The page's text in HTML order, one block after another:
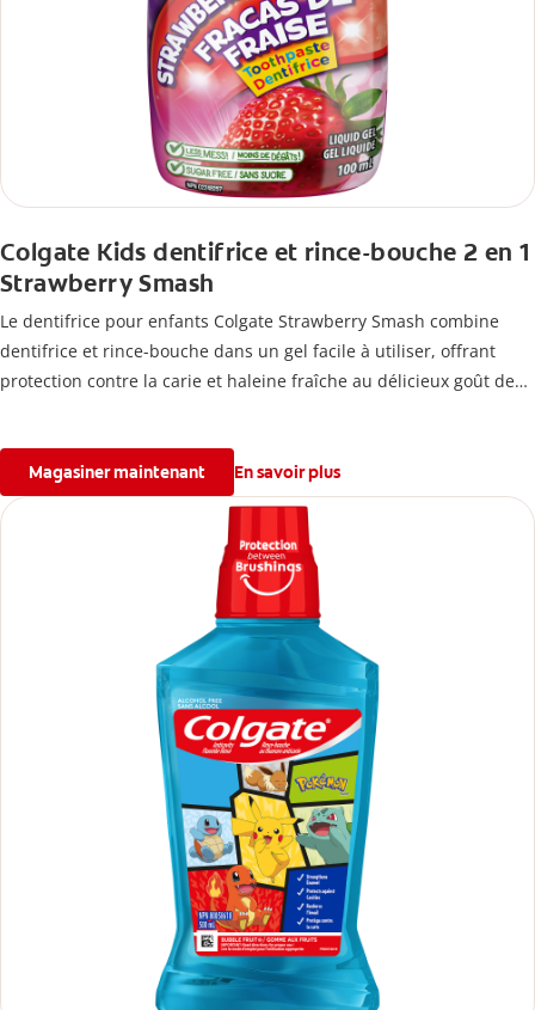
Colgate Kids dentifrice et rince-bouche 2 en 1
Strawberry Smash
Le dentifrice pour enfants Colgate Strawberry Smash combine
dentifrice et rince-bouche dans un gel facile à utiliser, offrant
protection contre la carie et haleine fraîche au délicieux goût de
Magasiner maintenant En savoir plus